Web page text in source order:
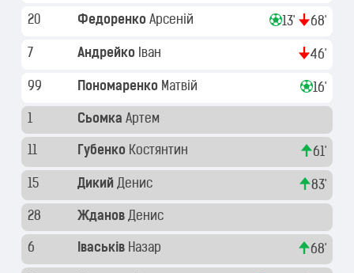
20 Федоренко Арсеній 13' 68'
7 Андрейко Іван 46'
99 Пономаренко Матвій 16'
1 Сьомка Артем
11 Губенко Костянтин 61'
15 Дикий Денис 83'
28 Жданов Денис
6 Іваськів Назар 68'